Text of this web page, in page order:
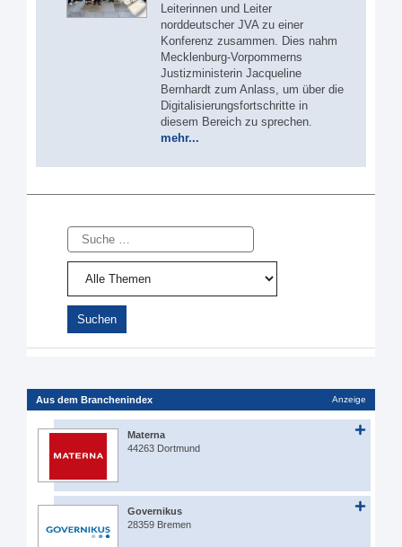
Leiterinnen und Leiter
norddeutscher JVA zu einer
Konferenz zusammen. Dies nahm
Mecklenburg-Vorpommerns
Justizministerin Jacqueline
Bernhardt zum Anlass, um über die
Digitalisierungsfortschritte in
diesem Bereich zu sprechen.
mehr...
Suche
Aus dem Branchenindex Anzeige
Materna
44263 Dortmund
Governikus
28359 Bremen